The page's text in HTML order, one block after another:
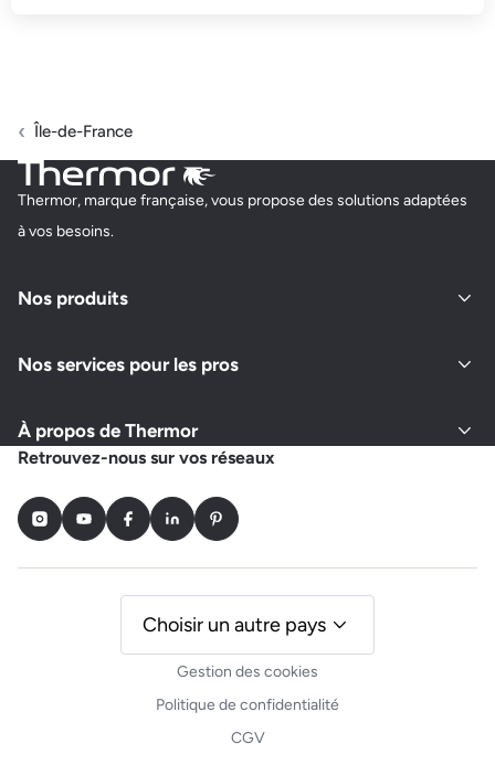
EGS
94100 SAINT MAUR DES FOSSES
Fermé actuellement
Demander un devis
PLOMBERIE TEMIN
26 RUE LAITIERES
Fermé actuellement
Île-de-France
Thermor, marque française, vous propose des solutions adaptées
à vos besoins.
Nos produits
Nos services pour les pros
À propos de Thermor
Retrouvez-nous sur vos réseaux
InstagramYoutubeFacebookLinkedInPinterest
Gestion des cookies
Politique de confidentialité
CGV
Choisir un autre pays